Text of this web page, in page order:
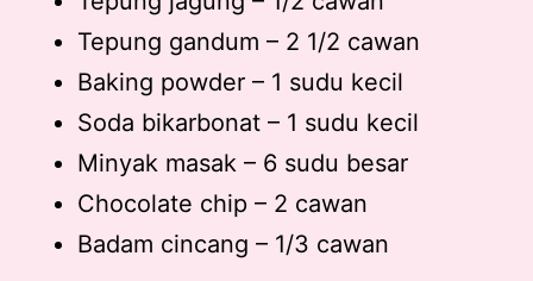
Tepung gandum – 2 1/2 cawan
Baking powder – 1 sudu kecil
Soda bikarbonat – 1 sudu kecil
Minyak masak – 6 sudu besar
Chocolate chip – 2 cawan
Badam cincang – 1/3 cawan